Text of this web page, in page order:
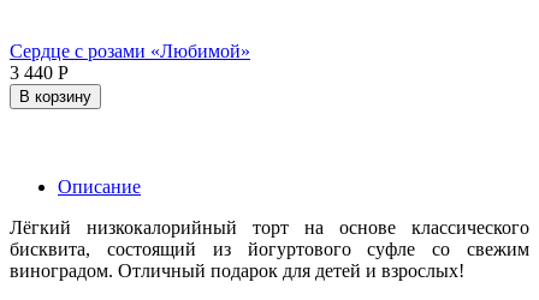
Сердце с розами «Любимой»
3 440 Р
В корзину
Описание
Лёгкий низкокалорийный торт на основе классического
бисквита, состоящий из йогуртового суфле со свежим
виноградом. Отличный подарок для детей и взрослых!